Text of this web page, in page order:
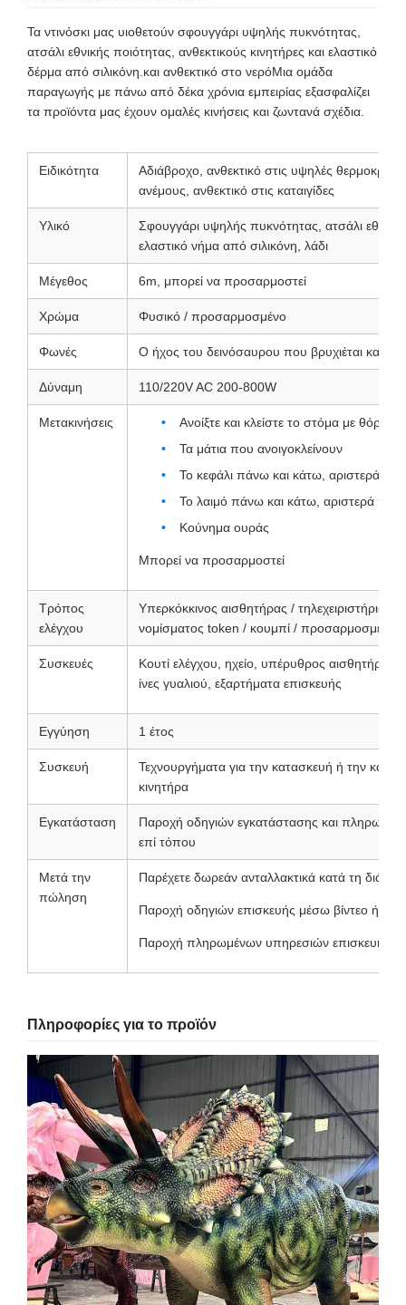
Τα ντινόσκι μας υιοθετούν σφουγγάρι υψηλής πυκνότητας,
ατσάλι εθνικής ποιότητας, ανθεκτικούς κινητήρες και ελαστικό
δέρμα από σιλικόνη.και ανθεκτικό στο νερόΜια ομάδα
παραγωγής με πάνω από δέκα χρόνια εμπειρίας εξασφαλίζει
τα προϊόντα μας έχουν ομαλές κινήσεις και ζωντανά σχέδια.
Ειδικότητα
Αδιάβροχο, ανθεκτικό στις υψηλές
ανέμους, ανθεκτικό στις καταιγίδες
Υλικό
Σφουγγάρι υψηλής πυκνότητας, ατσάλι
ελαστικό νήμα από σιλικόνη, λάδι
Μέγεθος 6m, μπορεί να προσαρμοστεί
Χρώμα Φυσικό / προσαρμοσμένο
Φωνές Ο ήχος του δεινόσαυρου που βρυχιέται και
Δύναμη 110/220V AC 200-800W
Μετακινήσεις
Ανοίξτε και κλείστε το στόμα με θόρυβο
Τα μάτια που ανοιγοκλείνουν
Το κεφάλι πάνω και κάτω, αριστερά
Το λαιμό πάνω και κάτω, αριστερά προς
Κούνημα ουράς
Μπορεί να προσαρμοστεί
Τρόπος
ελέγχου
Υπερκόκκινος αισθητήρας / τηλεχειριστήριο /
νομίσματος token / κουμπί / προσαρμοσμένο
Συσκευές
Κουτί ελέγχου, ηχείο, υπέρυθρος
ίνες γυαλιού, εξαρτήματα επισκευής
Εγγύηση 1 έτος
Συσκευή
Τεχνουργήματα για την κατασκευή ή την
κινητήρα
Εγκατάσταση
Παροχή οδηγιών εγκατάστασης και
επί τόπου
Μετά την
πώληση
Παρέχετε δωρεάν ανταλλακτικά κατά τη
Παροχή οδηγιών επισκευής μέσω βίντεο ή
Παροχή πληρωμένων υπηρεσιών επισκευής
Πληροφορίες για το προϊόν